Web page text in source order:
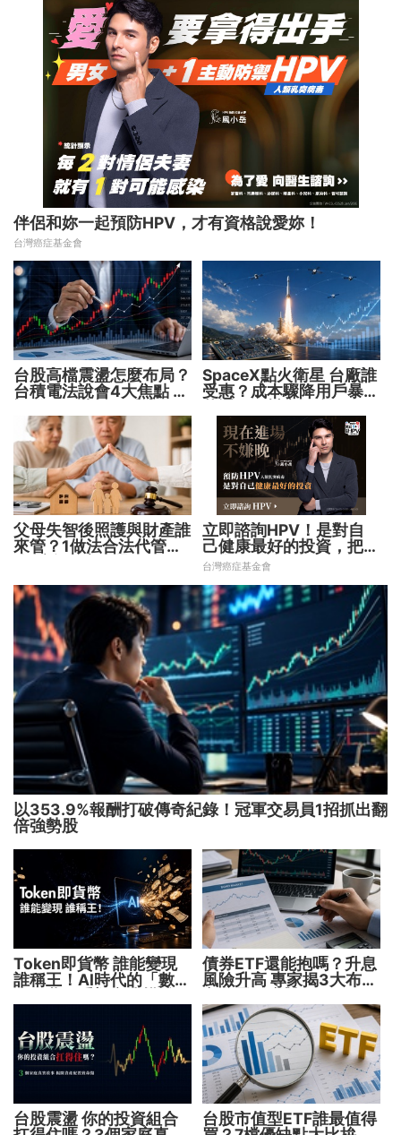
伴侶和妳一起預防HPV，才有資格說愛妳！
台灣癌症基金會
台股高檔震盪怎麼布局？
台積電法說會4大焦點 AI
SpaceX點火衛星 台廠誰
受惠？成本驟降用戶暴增
父母失智後照護與財產誰
來管？1做法合法代管財
立即諮詢HPV！是對自
己健康最好的投資，把握
現在不嫌晚！
台灣癌症基金會
以353.9%報酬打破傳奇紀錄！冠軍交易員1招抓出翻
倍強勢股
Token即貨幣 誰能變現
誰稱王！AI時代的「數位
債券ETF還能抱嗎？升息
風險升高 專家揭3大布局
台股震盪 你的投資組合
台股市值型ETF誰最值得